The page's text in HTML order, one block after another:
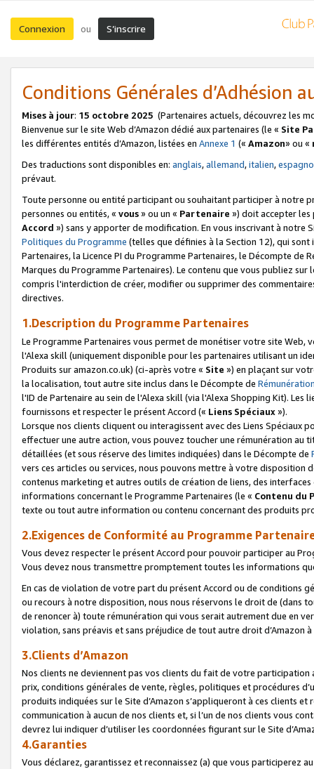
Connexion ou S’inscrire
Conditions Générales d’Adhésion
Mises à jour: 15 octobre 2025 (Partenaires actuels, découvrez les
Bienvenue sur le site Web d’Amazon dédié aux partenaires (le « Site
les différentes entités d’Amazon, listées en Annexe 1 (« Amazon» ou «
Des traductions sont disponibles en: anglais,allemand,italien,
prévaut.
Toute personne ou entité participant ou souhaitant participer à notre
personnes ou entités, « vous» ou un « Partenaire ») doit accepter les
Accord ») sans y apporter de modification. En vous inscrivant à notre
Politiques du Programme (telles que définies à la Section 12), qui
Partenaires, la Licence PI du Programme Partenaires, le Décompte de
Marques du Programme Partenaires). Le contenu que vous publiez
compris l'interdiction de créer, modifier ou supprimer des
directives.
1.Description du Programme Partenaires
Le Programme Partenaires vous permet de monétiser votre site Web,
l'Alexa skill (uniquement disponible pour les partenaires utilisant un
Produits sur amazon.co.uk) (ci-après votre « Site ») en plaçant sur
la localisation, tout autre site inclus dans le Décompte de
l'ID de Partenaire au sein de l'Alexa skill (via l'Alexa Shopping Kit).
fournissons et respecter le présent Accord (« Liens Spéciaux»).
Lorsque nos clients cliquent ou interagissent avec des Liens Spéciaux
effectuer une autre action, vous pouvez toucher une rémunération
détaillées (et sous réserve des limites indiquées) dans le Décompte de
vers ces articles ou services, nous pouvons mettre à votre disposition
contenus marketing et autres outils de création de liens, des
informations concernant le Programme Partenaires (le « Contenu du
texte ou tout autre information ou contenu concernant des produits
2.Exigences de Conformité au Programme
Vous devez respecter le présent Accord pour pouvoir participer au
Vous devez nous transmettre promptement toutes les informations
En cas de violation de votre part du présent Accord ou de conditions
ou recours à notre disposition, nous nous réservons le droit de (dans
de renoncer à) toute rémunération qui vous serait autrement due en
violation, sans préavis et sans préjudice de tout autre droit
3.Clients d’Amazon
Nos clients ne deviennent pas vos clients du fait de votre
prix, conditions générales de vente, règles, politiques et procédures
produits indiquées sur le Site d’Amazon s’appliqueront à ces clients
communication à aucun de nos clients et, si l’un de nos clients vous
devrez lui indiquer d’utiliser les coordonnées figurant sur le Site
4.Garanties
Vous déclarez, garantissez et reconnaissez (a) que vous participerez